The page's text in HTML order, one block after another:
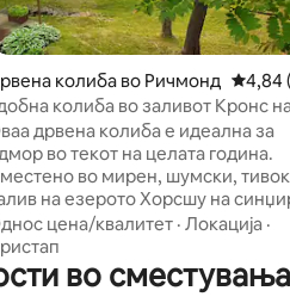
4,96 од 5, 94 рецензии
колиба во Ричмонд
4,84
колиба во заливот Кронс
на потковици
дрвена колиба е идеална за
во текот на целата година.
во мирен, шумски, тивок
на езерото Хорсшу на
езерата. Оваа удобна, привлечна
колиба има прекрасен брег
плажа, неверојатен
зајдисонцето, пристаниште
цена/квалитет · Локација ·
во